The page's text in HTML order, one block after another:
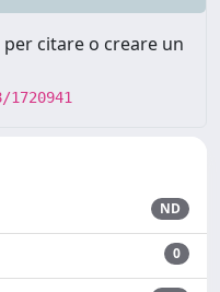
citare o creare un
ND
0